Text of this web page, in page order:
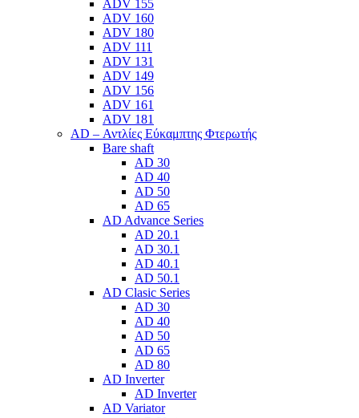
ADV 155
ADV 160
ADV 180
ADV 111
ADV 131
ADV 149
ADV 156
ADV 161
ADV 181
AD – Αντλίες Εύκαμπτης Φτερωτής
Bare shaft
AD 30
AD 40
AD 50
AD 65
AD Advance Series
AD 20.1
AD 30.1
AD 40.1
AD 50.1
AD Clasic Series
AD 30
AD 40
AD 50
AD 65
AD 80
AD Inverter
AD Inverter
AD Variator